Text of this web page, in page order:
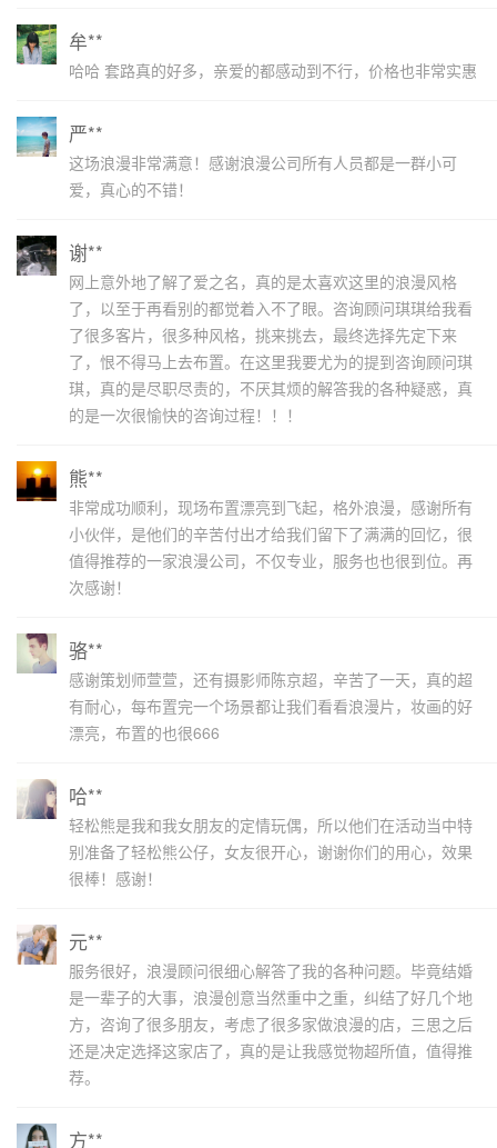
牟**
哈哈 套路真的好多，亲爱的都感动到不行，价格也非常实惠
严**
这场浪漫非常满意！感谢浪漫公司所有人员都是一群小可
爱，真心的不错！
谢**
网上意外地了解了爱之名，真的是太喜欢这里的浪漫风格
了，以至于再看别的都觉着入不了眼。咨询顾问琪琪给我看
了很多客片，很多种风格，挑来挑去，最终选择先定下来
了，恨不得马上去布置。在这里我要尤为的提到咨询顾问琪
琪，真的是尽职尽责的，不厌其烦的解答我的各种疑惑，真
的是一次很愉快的咨询过程！！！
熊**
非常成功顺利，现场布置漂亮到飞起，格外浪漫，感谢所有
小伙伴，是他们的辛苦付出才给我们留下了满满的回忆，很
值得推荐的一家浪漫公司，不仅专业，服务也也很到位。再
次感谢！
骆**
感谢策划师萱萱，还有摄影师陈京超，辛苦了一天，真的超
有耐心，每布置完一个场景都让我们看看浪漫片，妆画的好
漂亮，布置的也很666
哈**
轻松熊是我和我女朋友的定情玩偶，所以他们在活动当中特
别准备了轻松熊公仔，女友很开心，谢谢你们的用心，效果
很棒！感谢！
元**
服务很好，浪漫顾问很细心解答了我的各种问题。毕竟结婚
是一辈子的大事，浪漫创意当然重中之重，纠结了好几个地
方，咨询了很多朋友，考虑了很多家做浪漫的店，三思之后
还是决定选择这家店了，真的是让我感觉物超所值，值得推
荐。
方**